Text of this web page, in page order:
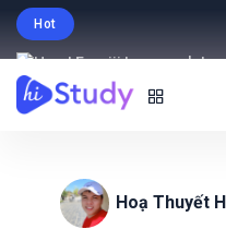
Hot
Intro
-95% off.
Hoạ Thuyết